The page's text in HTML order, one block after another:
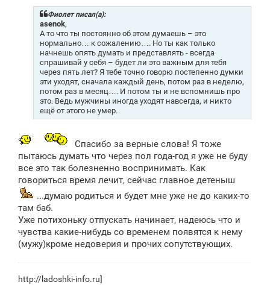
б
щ
н
и
е
Фиолет писал(а):
asenok,
А то что ты постоянно об этом думаешь – это
нормально… к сожалению…. Но ты как только
начнешь опять думать и представлять - всегда
спрашивай у себя – будет ли это важным для тебя
через пять лет? Я тебе точно говорю постепенно думки
эти уходят, сначала каждый день, потом раз в неделю,
потом раз в месяц…. И потом ты и не вспомнишь про
это. Ведь мужчины иногда уходят навсегда, и никто
ещё от этого не умер.
Спасибо за верные слова! Я тоже
пытаюсь думать что через пол года-год я уже не буду
все это так болезненно воспринимать. Как
говориться время лечит, сейчас главное детеныш
...думаю родиться и будет мне уже не до каких-то
там баб.
Уже потихоньку отпускать начинает, надеюсь что и
чувства какие-нибудь со временем появятся к нему
(мужу)кроме недоверия и прочих сопутствующих.
http://ladoshki-info.ru]